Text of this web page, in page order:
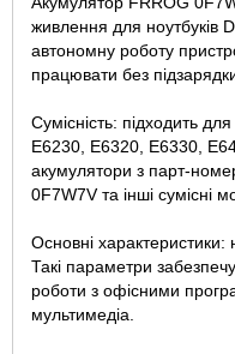
живлення для ноутбуків
автономну роботу
працювати без
Сумісність: підходить
E6230, E6320, E6330,
акумулятори з парт-
0F7W7V та інші сумісні
Основні характеристики:
Такі параметри
роботи з офісними
мультимедіа.